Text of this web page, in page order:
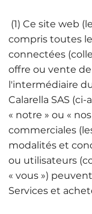
(1) Ce site web
compris toutes
connectées
offre ou vente
l'intermédiaire
Calarella SAS
« notre » ou «
commerciales
modalités et
ou utilisateurs
« vous »)
Services et